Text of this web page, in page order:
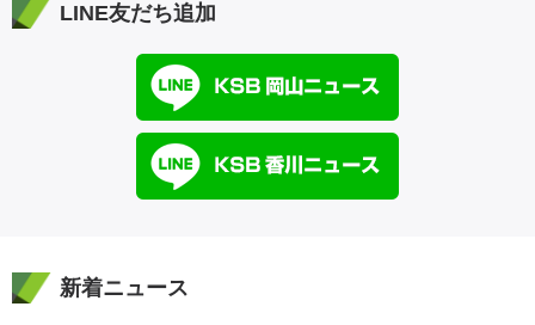
LINE友だち追加
新着ニュース